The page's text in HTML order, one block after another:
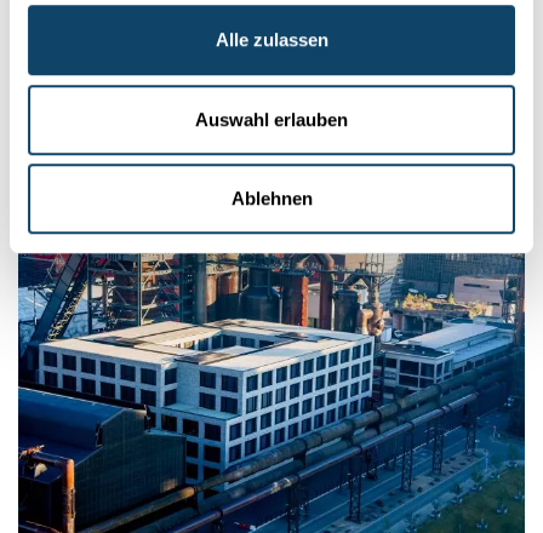
Alle zulassen
Auswahl erlauben
Ablehnen